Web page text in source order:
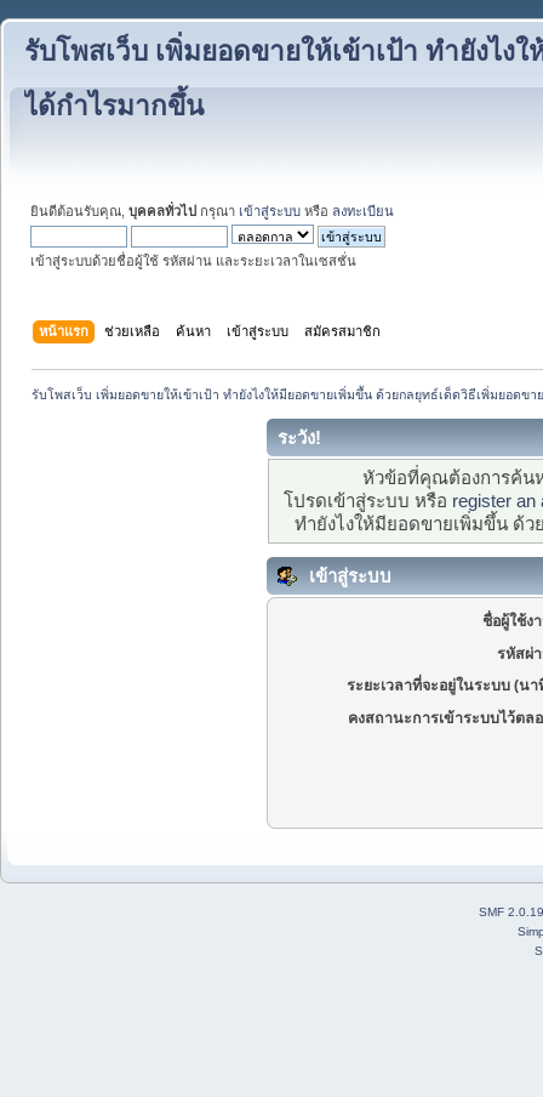
รับโพสเว็บ เพิ่มยอดขายให้เข้าเป้า ทำยังไ
ได้กำไรมากขึ้น
ยินดีต้อนรับคุณ, บุคคลทั่วไป กรุณา เข้าสู่ระบบ หรือ ลงทะเบียน
เข้าสู่ระบบด้วยชื่อผู้ใช้ รหัสผ่าน และระยะเวลาในเซสชั่น
หน้าแรก ช่วยเหลือ ค้นหา เข้าสู่ระบบ สมัครสมาชิก
รับโพสเว็บ เพิ่มยอดขายให้เข้าเป้า ทำยังไงให้มียอดขายเพิ่มขึ้น ด้วยกลยุทธ์เด็ดวิธีเพิ่มยอดขา
ระวัง!
หัวข้อที่คุณต้องการค้น
โปรดเข้าสู่ระบบ หรือ register an
ทำยังไงให้มียอดขายเพิ่มขึ้น ด้
เข้าสู่ระบบ
ชื่อผู้ใช้ง
รหัสผ่
ระยะเวลาที่จะอยู่ในระบบ (นา
คงสถานะการเข้าระบบไว้ตล
SMF 2.0.19